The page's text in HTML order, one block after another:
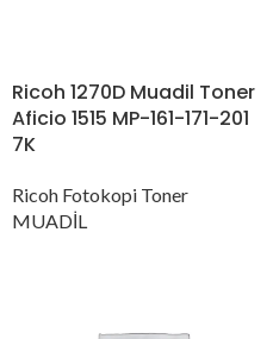
Ricoh 1270D Muadil Toner
Aficio 1515 MP-161-171-201
7K
Ricoh Fotokopi Toner
MUADİL